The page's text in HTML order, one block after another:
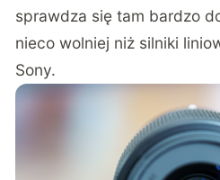
sprawdza się tam bardzo
nieco wolniej niż silniki
Sony.